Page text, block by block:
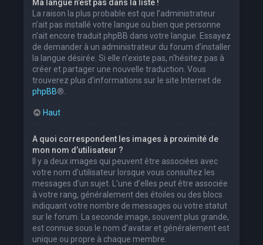
Ma langue n’est pas dans la liste !
La raison la plus probable est que l’administrateur
n’ait pas installé votre langue ou bien que personne
n’ait encore traduit phpBB dans votre langue. Essayez
de demander à un administrateur du forum d’installer
la langue désirée. Si elle n’existe pas, n’hésitez pas à
créer et partager une nouvelle traduction. Vous
trouverez plus d’informations sur le site Internet de
phpBB®.
Haut
A quoi correspondent les images à proximité de
mon nom d’utilisateur ?
Il y a deux images qui peuvent être associées avec
votre nom d’utilisateur lorsque vous consultez les
messages d’un sujet. L’une d’elles peut être associée
à votre rang, généralement des étoiles ou des blocs
indiquant votre nombre de messages ou votre statut
sur le forum. La seconde image, souvent plus grande,
est connue sous le nom d’avatar et généralement est
unique ou propre à chaque membre.